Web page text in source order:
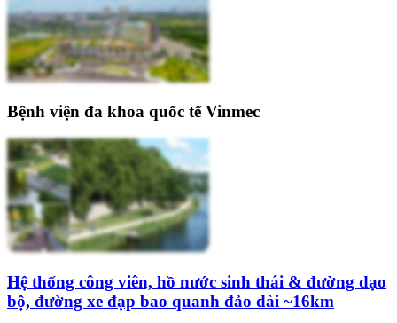
Bệnh viện đa khoa quốc tế Vinmec
Hệ thống công viên, hồ nước sinh thái & đường dạo
bộ, đường xe đạp bao quanh đảo dài ~16km